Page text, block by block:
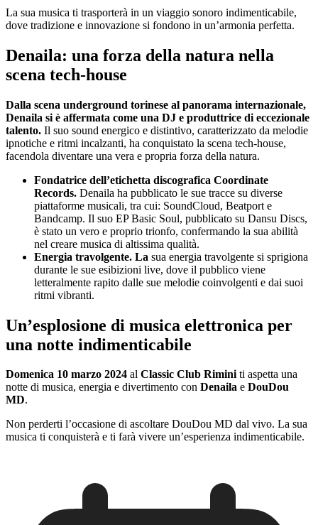
La sua musica ti trasporterà in un viaggio sonoro indimenticabile,
dove tradizione e innovazione si fondono in un’armonia perfetta.
Denaila: una forza della natura nella
scena tech-house
Dalla scena underground torinese al panorama internazionale,
Denaila si è affermata come una DJ e produttrice di eccezionale
talento. Il suo sound energico e distintivo, caratterizzato da melodie
ipnotiche e ritmi incalzanti, ha conquistato la scena tech-house,
facendola diventare una vera e propria forza della natura.
Fondatrice dell’etichetta discografica Coordinate
Records. Denaila ha pubblicato le sue tracce su diverse
piattaforme musicali, tra cui: SoundCloud, Beatport e
Bandcamp. Il suo EP Basic Soul, pubblicato su Dansu Discs,
è stato un vero e proprio trionfo, confermando la sua abilità
nel creare musica di altissima qualità.
Energia travolgente. La sua energia travolgente si sprigiona
durante le sue esibizioni live, dove il pubblico viene
letteralmente rapito dalle sue melodie coinvolgenti e dai suoi
ritmi vibranti.
Un’esplosione di musica elettronica per
una notte indimenticabile
Domenica 10 marzo 2024 al Classic Club Riminiti aspetta una
notte di musica, energia e divertimento con Denaila e DouDou
MD.
Non perderti l’occasione di ascoltare DouDou MD dal vivo. La sua
musica ti conquisterà e ti farà vivere un’esperienza indimenticabile.